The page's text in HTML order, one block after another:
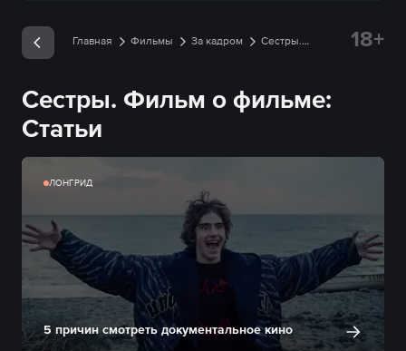
Главная Фильмы За кадром
Сестры.
18+
Сестры. Фильм о фильме:
Статьи
ЛОНГРИД
5 причин смотреть документальное кино